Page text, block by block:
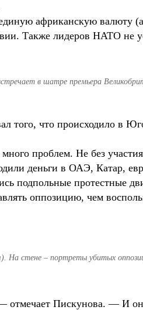
африканскую валюту
Также лидеров НАТО не
в шатре премьера
того, что происходило в
проблем. Не без
деньги в ОАЭ, Катар,
подпольные протестные
оппозицию, чем
На стене – портреты убитых
Пискунова. — И